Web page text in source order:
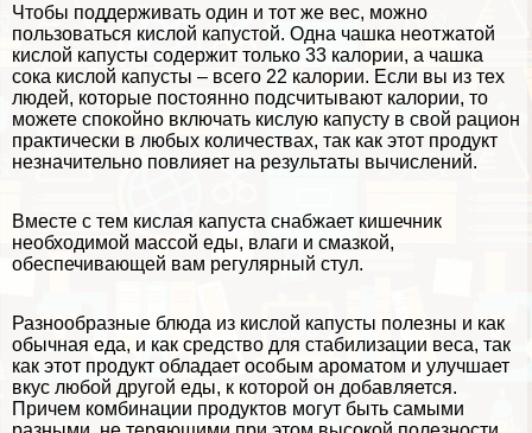
Чтобы поддерживать один и тот же вес, можно
пользоваться кислой капустой. Одна чашка неотжатой
кислой капусты содержит только 33 калории, а чашка
сока кислой капусты – всего 22 калории. Если вы из тех
людей, которые постоянно подсчитывают калории, то
можете спокойно включать кислую капусту в свой рацион
пpaктически в любых количествах, так как этот продукт
незначительно повлияет на результаты вычислений.
Вместе с тем кислая капуста снабжает кишечник
необходимой массой еды, влаги и смазкой,
обеспечивающей вам регулярный стул.
Разнообразные блюда из кислой капусты полезны и как
обычная еда, и как средство для стабилизации веса, так
как этот продукт обладает особым ароматом и улучшает
вкус любой другой еды, к которой он добавляется.
Причем комбинации продуктов могут быть самыми